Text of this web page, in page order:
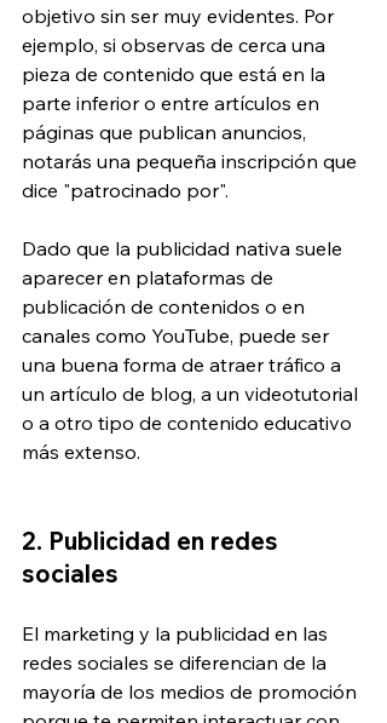
objetivo sin ser muy evidentes. Por
ejemplo, si observas de cerca una
pieza de contenido que está en la
parte inferior o entre artículos en
páginas que publican anuncios,
notarás una pequeña inscripción que
dice "patrocinado por".
Dado que la publicidad nativa suele
aparecer en plataformas de
publicación de contenidos o en
canales como YouTube, puede ser
una buena forma de atraer tráfico a
un artículo de blog, a un videotutorial
o a otro tipo de contenido educativo
más extenso.
2. Publicidad en redes
sociales
El marketing y la publicidad en las
redes sociales se diferencian de la
mayoría de los medios de promoción